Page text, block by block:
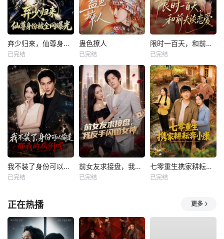
弃少归来，仙尊身份被全网曝光
已完结
蛊色撩人
已完结
限时一百天，和前夫谈恋爱
已完结
我不装了身份可以偷走那我的病例呢
已完结
前女友求接盘，我反手闪婚女神
已完结
七零重生携家耕耘奔小康
已完结
正在热播 更多